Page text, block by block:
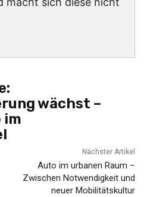
wächst –
im
Nächster Artikel
Auto im urbanen Raum –
Zwischen Notwendigkeit und
neuer Mobilitätskultur